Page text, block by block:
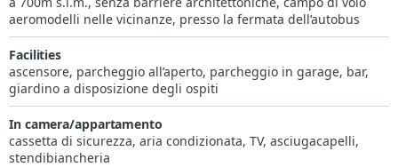
sull’altipiano, renderanno indimenticabili le vostre vacanze in
Trentino, adatte proprio a tutti.
aeromodelli nelle vicinanze, presso la fermata dell’autobus
Facilities
ascensore, parcheggio all’aperto, parcheggio in garage, bar,
giardino a disposizione degli ospiti
In camera/appartamento
cassetta di sicurezza, aria condizionata, TV, asciugacapelli,
stendibiancheria